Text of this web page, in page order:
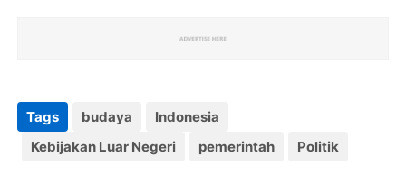
Tags budaya
Indonesia
Kebijakan Luar Negeri
pemerintah Politik